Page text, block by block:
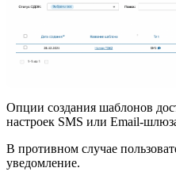
Опции создания шаблонов
настроек SMS или Email-
В противном случае
уведомление.